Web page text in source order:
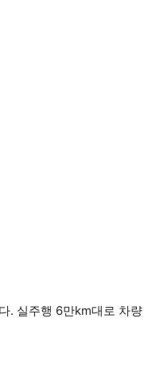
. 실주행 6만km대로 차량